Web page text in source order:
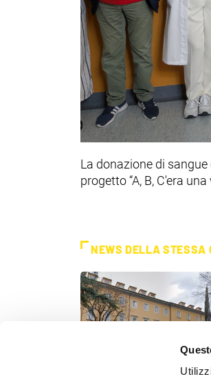
La donazione di
progetto “A, B, C'era
NEWS DELLA STESSA